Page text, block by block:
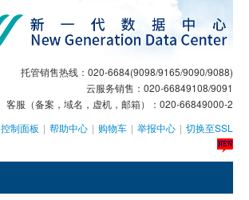
托管销售热线：020-6684(9098/9165/9090/9088)
云服务销售：020-66849108/9091
客服（备案，域名，虚机，邮箱）：020-66849000-2
控制面板 | 帮助中心 | 购物车 | 举报中心 | 切换至SSL